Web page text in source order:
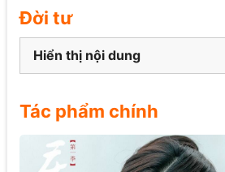
Đời tư
Hiển thị nội dung
Tác phẩm chính